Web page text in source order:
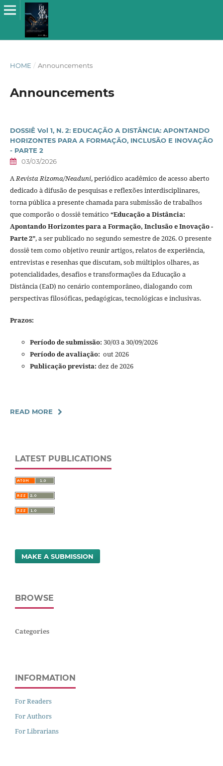
HOME / Announcements
Announcements
DOSSIÊ Vol 1, N. 2: EDUCAÇÃO A DISTÂNCIA: APONTANDO
HORIZONTES PARA A FORMAÇÃO, INCLUSÃO E INOVAÇÃO
- PARTE 2
03/03/2026
ARevista Rizoma/Neaduni, periódico acadêmico de acesso aberto
dedicado à difusão de pesquisas e reflexões interdisciplinares,
torna pública a presente chamada para submissão de trabalhos
que comporão o dossiê temático “Educação a Distância:
Apontando Horizontes para a Formação, Inclusão e Inovação -
Parte 2”, a ser publicado no segundo semestre de 2026. O presente
dossiê tem como objetivo reunir artigos, relatos de experiência,
entrevistas e resenhas que discutam, sob múltiplos olhares, as
potencialidades, desafios e transformações da Educação a
Distância (EaD) no cenário contemporâneo, dialogando com
perspectivas filosóficas, pedagógicas, tecnológicas e inclusivas.
Prazos:
Período de submissão: 30/03 a 30/09/2026
Período de avaliação: out 2026
Publicação prevista: dez de 2026
READ MORE
LATEST PUBLICATIONS
MAKE A SUBMISSION
BROWSE
Categories
INFORMATION
For Readers
For Authors
For Librarians